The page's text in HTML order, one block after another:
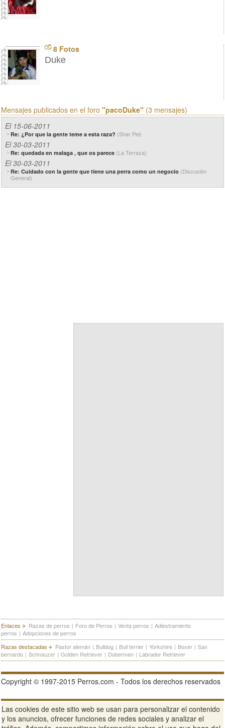
8 Fotos
Duke
Mensajes publicados en el foro "pacoDuke" (3 mensajes)
El 15-06-2011
Re: ¿Por que la gente teme a esta raza? (Shar Pei)
El 30-03-2011
Re: quedada en malaga , que os parece (La Terraza)
El 30-03-2011
Re: Cuidado con la gente que tiene una perra como un negocio (Discusión
General)
Enlaces Razas de perros | Foro de Perros | Venta perros | Adiestramiento
perros | Adopciones de perros
Razas destacadas
Pastor alemán | Bulldog | Bull terrier | Yorkshire | Boxer | San
bernardo | Schnauzer | Golden Retriever | Doberman | Labrador Retriever
Copyright © 1997-2015 Perros.com - Todos los derechos reservados
Publicidad en Perros.com | Contacte | Aviso Legal Política de
privacidad | Condiciones de uso
Las cookies de este sitio web se usan para personalizar el contenido
y los anuncios, ofrecer funciones de redes sociales y analizar el